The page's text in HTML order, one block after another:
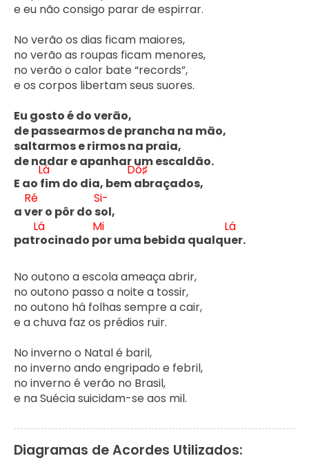
e eu não consigo parar de espirrar.
No verão os dias ficam maiores,
no verão as roupas ficam menores,
no verão o calor bate “records”,
e os corpos libertam seus suores.
Eu gosto é do verão,
de passearmos de prancha na mão,
saltarmos e rirmos na praia,
de nadar e apanhar um escaldão.
E ao f
Lá
im do dia, bem
Dó♯
abraçados,
a v
Ré
er o pôr do s
Si-
ol,
patr
Lá
ocinado p
Mi
or uma bebida qualqu
Lá
er.
No outono a escola ameaça abrir,
no outono passo a noite a tossir,
no outono há folhas sempre a cair,
e a chuva faz os prédios ruir.
No inverno o Natal é baril,
no inverno ando engripado e febril,
no inverno é verão no Brasil,
e na Suécia suicidam-se aos mil.
Diagramas de Acordes Utilizados: